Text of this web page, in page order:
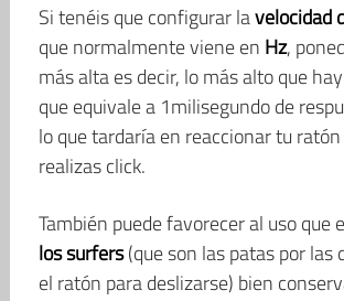
Si tenéis que configurar lavelocidad
que normalmente viene en Hz,
más alta es decir, lo más alto que
que equivale a 1milisegundo de
lo que tardaría en reaccionar tu
realizas click.
También puede favorecer al uso que
los surfers(que son las patas por las
el ratón para deslizarse) bien